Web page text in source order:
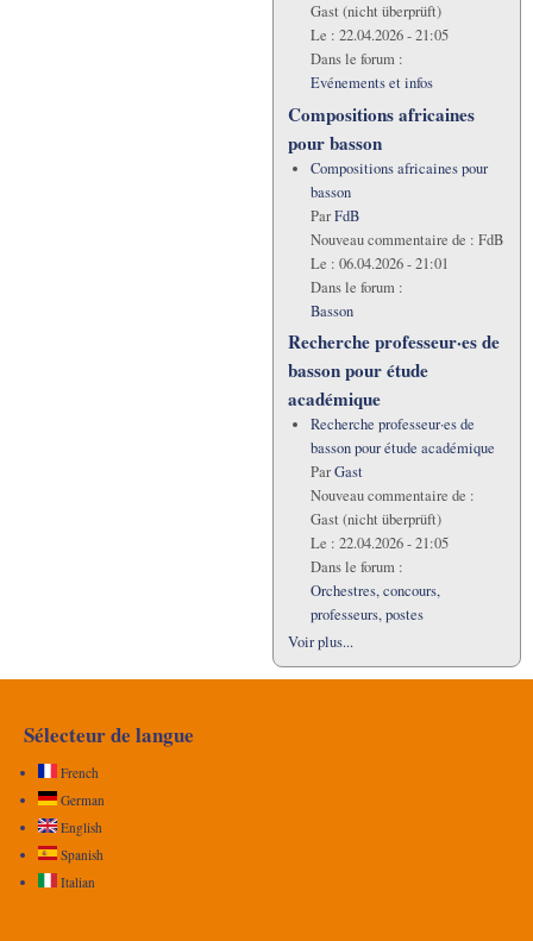
Gast (nicht überprüft)
Le : 22.04.2026 - 21:05
Dans le forum :
Evénements et infos
Compositions africaines
pour basson
Compositions africaines pour
basson
ParFdB
Nouveau commentaire de : FdB
Le : 06.04.2026 - 21:01
Dans le forum :
Basson
Recherche professeur·es de
basson pour étude
académique
Recherche professeur·es de
basson pour étude académique
ParGast
Nouveau commentaire de :
Gast (nicht überprüft)
Le : 22.04.2026 - 21:05
Dans le forum :
Orchestres, concours,
professeurs, postes
Voir plus...
Sélecteur de langue
French
German
English
Spanish
Italian